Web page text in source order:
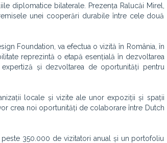
diplomatice bilaterale. Prezența Ralucăi Mirel,
unei cooperări durabile între cele două
Foundation, va efectua o vizită în România, în
reprezintă o etapă esențială în dezvoltarea
și dezvoltarea de oportunități pentru
locale și vizite ale unor expoziții și spații
crea noi oportunități de colaborare între Dutch
350.000 de vizitatori anual și un portofoliu